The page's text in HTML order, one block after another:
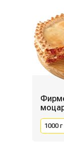
1000 г